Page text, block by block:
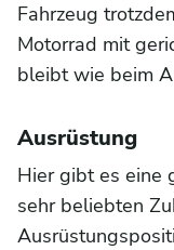
Fahrzeug
Motorrad mit
bleibt wie beim
Ausrüstung
Hier gibt es eine
sehr beliebten